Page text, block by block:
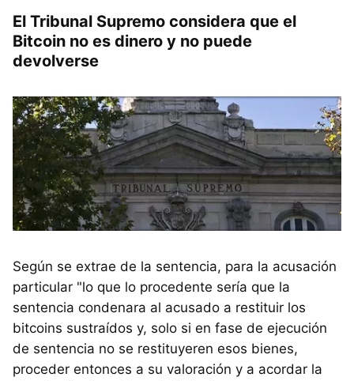
El Tribunal Supremo considera que el
Bitcoin no es dinero y no puede
devolverse
Según se extrae de la sentencia, para la acusación
particular "lo que lo procedente sería que la
sentencia condenara al acusado a restituir los
bitcoins sustraídos y, solo si en fase de ejecución
de sentencia no se restituyeren esos bienes,
proceder entonces a su valoración y a acordar la